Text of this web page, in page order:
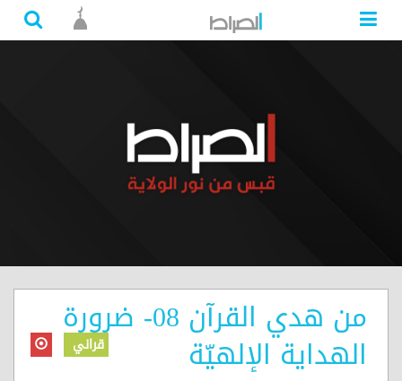
من هدي القرآن 08- ضرورة
الهداية الإلهيّة قراني